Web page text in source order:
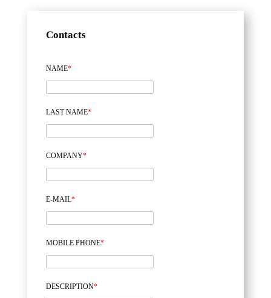
Contacts
NAME*
LAST NAME*
COMPANY*
E-MAIL*
MOBILE PHONE*
DESCRIPTION*